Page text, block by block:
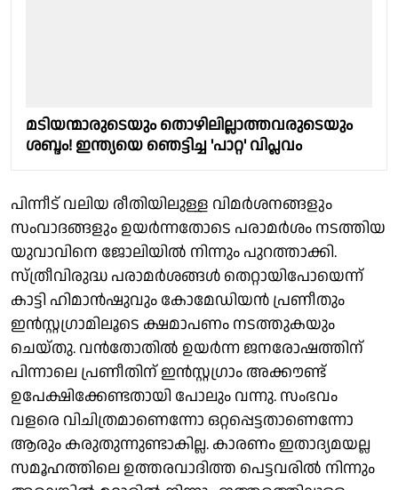
മടിയന്മാരുടെയും തൊഴിലില്ലാത്തവരുടെയും
ശബ്ദം! ഇന്ത്യയെ ഞെട്ടിച്ച 'പാറ്റ' വിപ്ലവം
പിന്നീട് വലിയ രീതിയിലുള്ള വിമർശനങ്ങളും
സംവാദങ്ങളും ഉയർന്നതോടെ പരാമർശം നടത്തിയ
യുവാവിനെ ജോലിയിൽ നിന്നും പുറത്താക്കി.
സ്ത്രീവിരുദ്ധ പരാമർശങ്ങൾ തെറ്റായിപോയെന്ന്
കാട്ടി ഹിമാൻഷുവും കോമേഡിയൻ പ്രണീതും
ഇൻസ്റ്റഗ്രാമിലൂടെ ക്ഷമാപണം നടത്തുകയും
ചെയ്തു. വൻതോതിൽ ഉയർന്ന ജനരോഷത്തിന്
പിന്നാലെ പ്രണീതിന് ഇൻസ്റ്റഗ്രാം അക്കൗണ്ട്
ഉപേക്ഷിക്കേണ്ടതായി പോലും വന്നു. സംഭവം
വളരെ വിചിത്രമാണെന്നോ ഒറ്റപ്പെട്ടതാണെന്നോ
ആരും കരുതുന്നുണ്ടാകില്ല. കാരണം ഇതാദ്യമയല്ല
സമൂഹത്തിലെ ഉത്തരവാദിത്ത പെട്ടവരിൽ നിന്നും